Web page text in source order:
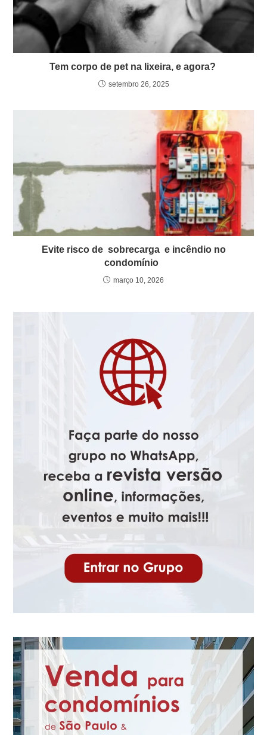
Tem corpo de pet na lixeira, e agora?
setembro 26, 2025
Evite risco de sobrecarga e incêndio no
condomínio
março 10, 2026